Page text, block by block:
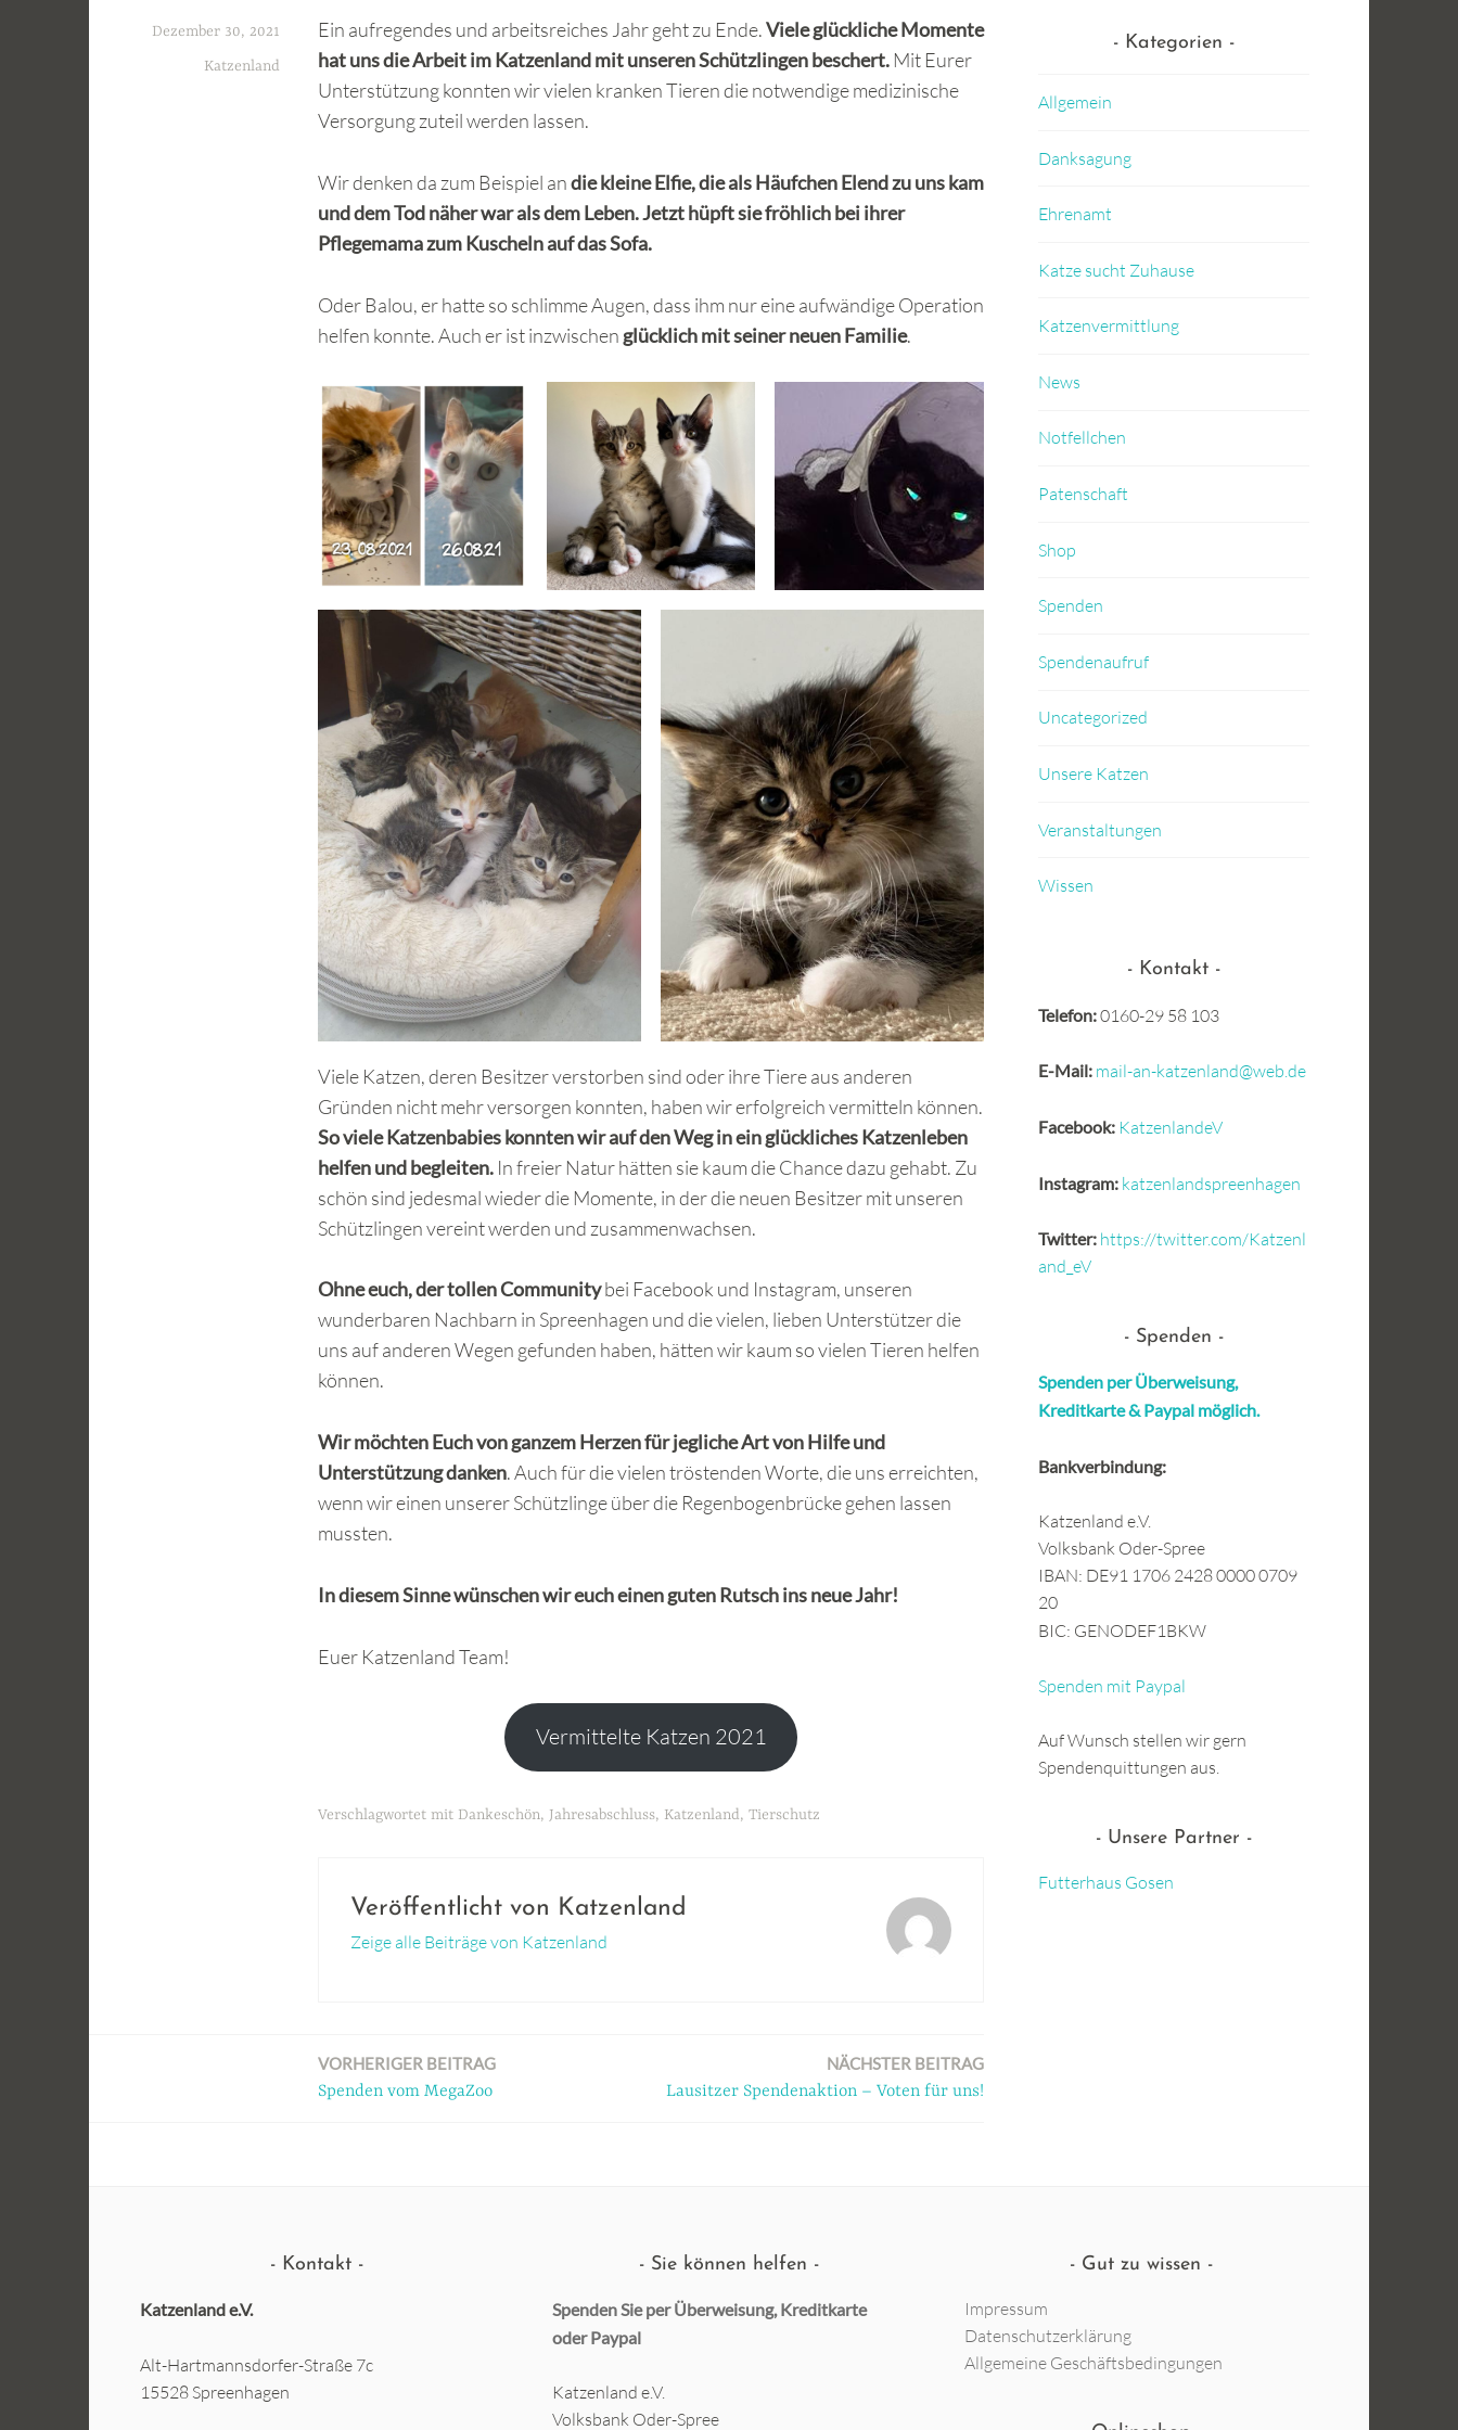
Dezember 30, 2021
Katzenland
Ein aufregendes und arbeitsreiches Jahr geht zu Ende.Viele glückliche Momente
hat uns die Arbeit im Katzenland mit unseren Schützlingen beschert. Mit Eurer
Unterstützung konnten wir vielen kranken Tieren die notwendige medizinische
Versorgung zuteil werden lassen.
Wir denken da zum Beispiel andie kleine Elfie, die als Häufchen Elend zu uns kam
und dem Tod näher war als dem Leben. Jetzt hüpft sie fröhlich bei ihrer
Pflegemama zum Kuscheln auf das Sofa.
Oder Balou, er hatte so schlimme Augen, dass ihm nur eine aufwändige Operation
helfen konnte. Auch er ist inzwischen glücklich mit seiner neuen Familie.
Viele Katzen, deren Besitzer verstorben sind oder ihre Tiere aus anderen
Gründen nicht mehr versorgen konnten, haben wir erfolgreich vermitteln können.
So viele Katzenbabies konnten wir auf den Weg in ein glückliches Katzenleben
helfen und begleiten. In freier Natur hätten sie kaum die Chance dazu gehabt. Zu
schön sind jedesmal wieder die Momente, in der die neuen Besitzer mit unseren
Schützlingen vereint werden und zusammenwachsen.
Ohne euch, der tollen Communitybei Facebook und Instagram, unseren
wunderbaren Nachbarn in Spreenhagen und die vielen, lieben Unterstützer die
uns auf anderen Wegen gefunden haben, hätten wir kaum so vielen Tieren helfen
können.
Wir möchten Euch von ganzem Herzen für jegliche Art von Hilfe und
Unterstützung danken. Auch für die vielen tröstenden Worte, die uns erreichten,
wenn wir einen unserer Schützlinge über die Regenbogenbrücke gehen lassen
mussten.
In diesem Sinne wünschen wir euch einen guten Rutsch ins neue Jahr!
Euer Katzenland Team!
Vermittelte Katzen 2021
Verschlagwortet mit Dankeschön, Jahresabschluss, Katzenland, Tierschutz
Veröffentlicht von Katzenland
Zeige alle Beiträge von Katzenland
BeitragsnavigationVORHERIGER BEITRAG
Spenden vom MegaZoo
NÄCHSTER BEITRAG
Lausitzer Spendenaktion – Voten für uns!
Kategorien
Allgemein
Danksagung
Ehrenamt
Katze sucht Zuhause
Katzenvermittlung
News
Notfellchen
Patenschaft
Shop
Spenden
Spendenaufruf
Uncategorized
Unsere Katzen
Veranstaltungen
Wissen
Kontakt
Telefon:0160-29 58 103
E-Mail: mail-an-katzenland@web.de
Facebook: KatzenlandeV
Instagram: katzenlandspreenhagen
Twitter: https://twitter.com/Katzenl
and_eV
Spenden
Spenden per Überweisung,
Kreditkarte & Paypal möglich.
Bankverbindung:
Katzenland e.V.
Volksbank Oder-Spree
IBAN: DE91 1706 2428 0000 0709
20
BIC: GENODEF1BKW
Spenden mit Paypal
Auf Wunsch stellen wir gern
Spendenquittungen aus.
Unsere Partner
Futterhaus Gosen
Kontakt
Katzenland e.V.
Alt-Hartmannsdorfer-Straße 7c
15528 Spreenhagen
Sie können helfen
Spenden Sie per Überweisung, Kreditkarte
oderPaypal
Katzenland e.V.
Volksbank Oder-Spree
Gut zu wissen
Impressum
Datenschutzerklärung
Allgemeine Geschäftsbedingungen